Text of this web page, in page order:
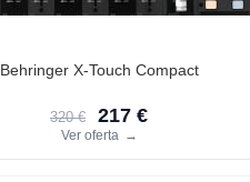
Behringer X-Touch Compact
320 € 217 €
Ver oferta →